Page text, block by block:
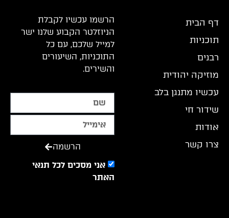
דף הבית
תוכניות
רבנים
מוזיקה יהודית
עכשיו מתנגן בלב
שידור חי
אודות
צרו קשר
הרשמו עכשיו לקבלת
הניוזלטר הקבוע שלנו ישר
למייל שלכם, עם כל
התוכניות, השיעורים
והשירים.
אני מסכים לכל תנאי
האתר
הרשמה